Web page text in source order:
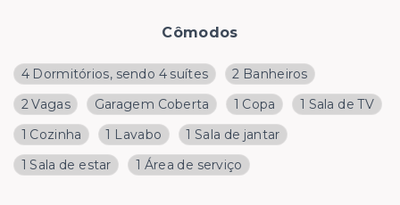
Cômodos
4 Dormitórios, sendo 4 suítes
2 Banheiros
2 Vagas
Garagem Coberta 1 Copa
1 Sala de TV
1 Cozinha
1 Lavabo
1 Sala de jantar
1 Sala de estar
1 Área de serviço